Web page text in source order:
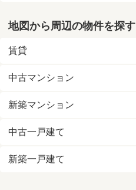
地図から周辺の物件を探す
賃貸
中古マンション
新築マンション
中古一戸建て
新築一戸建て